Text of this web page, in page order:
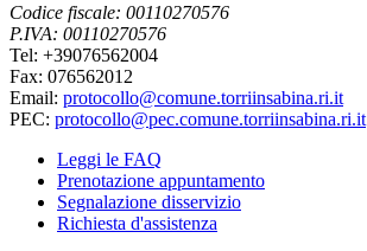
Codice fiscale: 00110270576
P.IVA: 00110270576
Tel: +39076562004
Fax: 076562012
Email: protocollo@comune.torriinsabina.ri.it
PEC: protocollo@pec.comune.torriinsabina.ri.it
Leggi le FAQ
Prenotazione appuntamento
Segnalazione disservizio
Richiesta d'assistenza